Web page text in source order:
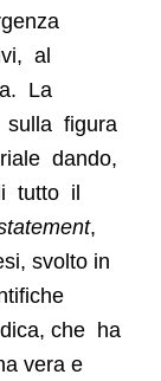
al
La
figura
dando,
tutto il
,
svolto in
che ha
vera e